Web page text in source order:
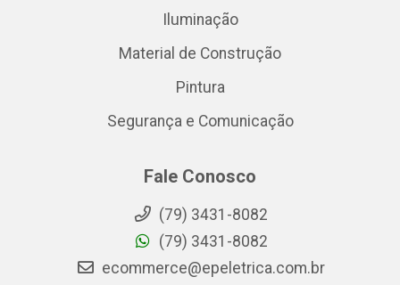
Iluminação
Material de Construção
Pintura
Segurança e Comunicação
Fale Conosco
(79) 3431-8082
(79) 3431-8082
ecommerce@epeletrica.com.br